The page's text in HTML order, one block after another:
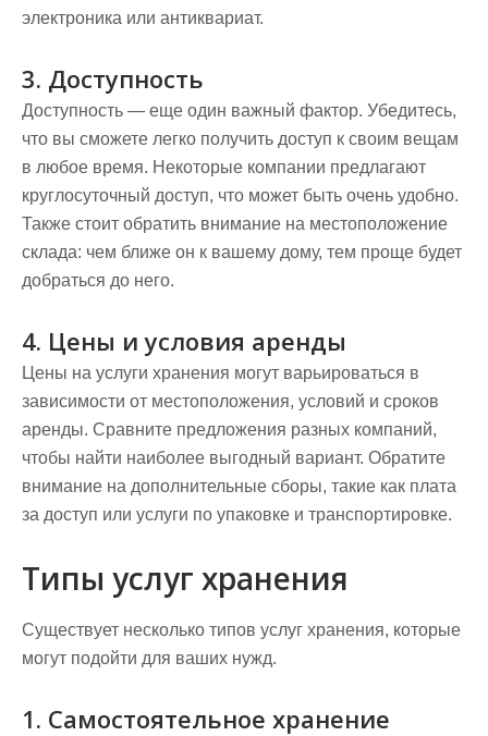
электроника или антиквариат.
3. Доступность
Доступность — еще один важный фактор. Убедитесь,
что вы сможете легко получить доступ к своим вещам
в любое время. Некоторые компании предлагают
круглосуточный доступ, что может быть очень удобно.
Также стоит обратить внимание на местоположение
склада: чем ближе он к вашему дому, тем проще будет
добраться до него.
4. Цены и условия аренды
Цены на услуги хранения могут варьироваться в
зависимости от местоположения, условий и сроков
аренды. Сравните предложения разных компаний,
чтобы найти наиболее выгодный вариант. Обратите
внимание на дополнительные сборы, такие как плата
за доступ или услуги по упаковке и транспортировке.
Типы услуг хранения
Существует несколько типов услуг хранения, которые
могут подойти для ваших нужд.
1. Самостоятельное хранение